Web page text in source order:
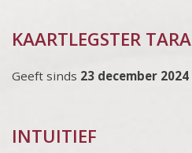
KAARTLEGSTER TARA
Geeft sinds 23 december 2024
INTUITIEF